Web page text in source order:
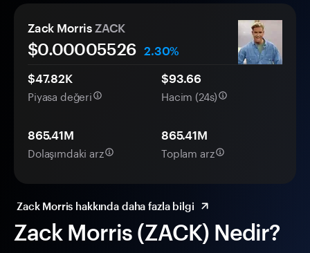
Zack Morris (ZACK) Nedir?
Zack Morris ZACK
$0.00005526 2.30%
$47.82K
Piyasa değeri
$93.66
Hacim (24s)
865.41M
Dolaşımdaki arz
865.41M
Toplam arz
Zack Morris hakkında daha fazla bilgi